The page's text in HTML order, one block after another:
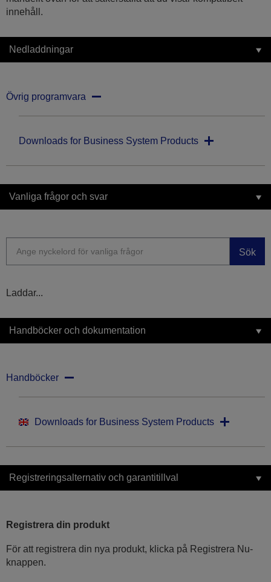
innehåll.
Nedladdningar
Övrig programvara
Downloads for Business System Products
Vanliga frågor och svar
Sök
Laddar...
Handböcker och dokumentation
Handböcker
Downloads for Business System Products
Registreringsalternativ och garantitillval
Registrera din produkt
För att registrera din nya produkt, klicka på Registrera Nu-
knappen.